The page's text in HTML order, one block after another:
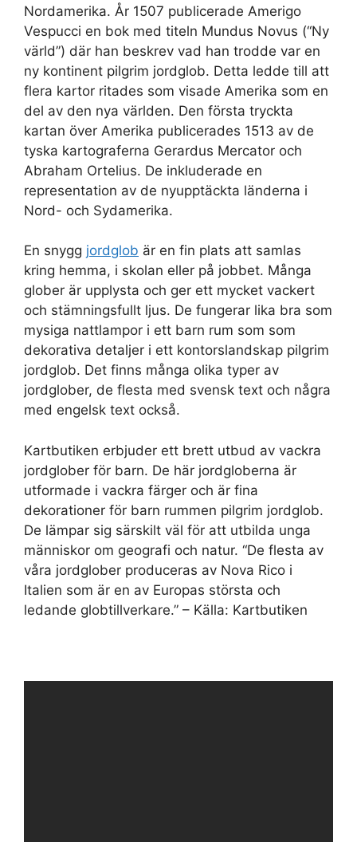
Nordamerika. År 1507 publicerade Amerigo
Vespucci en bok med titeln Mundus Novus (“Ny
värld”) där han beskrev vad han trodde var en
ny kontinent pilgrim jordglob. Detta ledde till att
flera kartor ritades som visade Amerika som en
del av den nya världen. Den första tryckta
kartan över Amerika publicerades 1513 av de
tyska kartograferna Gerardus Mercator och
Abraham Ortelius. De inkluderade en
representation av de nyupptäckta länderna i
Nord- och Sydamerika.
En snygg jordglob är en fin plats att samlas
kring hemma, i skolan eller på jobbet. Många
glober är upplysta och ger ett mycket vackert
och stämningsfullt ljus. De fungerar lika bra som
mysiga nattlampor i ett barn rum som som
dekorativa detaljer i ett kontorslandskap pilgrim
jordglob. Det finns många olika typer av
jordglober, de flesta med svensk text och några
med engelsk text också.
Kartbutiken erbjuder ett brett utbud av vackra
jordglober för barn. De här jordgloberna är
utformade i vackra färger och är fina
dekorationer för barn rummen pilgrim jordglob.
De lämpar sig särskilt väl för att utbilda unga
människor om geografi och natur. “De flesta av
våra jordglober produceras av Nova Rico i
Italien som är en av Europas största och
ledande globtillverkare.” – Källa: Kartbutiken